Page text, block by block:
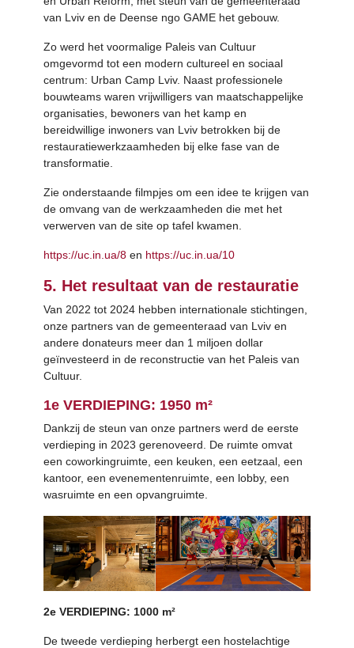
van Lviv en de Deense ngo GAME het gebouw.
Zo werd het voormalige Paleis van Cultuur
omgevormd tot een modern cultureel en sociaal
centrum: Urban Camp Lviv. Naast professionele
bouwteams waren vrijwilligers van maatschappelijke
organisaties, bewoners van het kamp en
bereidwillige inwoners van Lviv betrokken bij de
restauratiewerkzaamheden bij elke fase van de
transformatie.
Zie onderstaande filmpjes om een idee te krijgen van
de omvang van de werkzaamheden die met het
verwerven van de site op tafel kwamen.
https://uc.in.ua/8 en https://uc.in.ua/10
5. Het resultaat van de restauratie
Van 2022 tot 2024 hebben internationale stichtingen,
onze partners van de gemeenteraad van Lviv en
andere donateurs meer dan 1 miljoen dollar
geïnvesteerd in de reconstructie van het Paleis van
Cultuur.
1e VERDIEPING: 1950 m²
Dankzij de steun van onze partners werd de eerste
verdieping in 2023 gerenoveerd. De ruimte omvat
een coworkingruimte, een keuken, een eetzaal, een
kantoor, een evenementenruimte, een lobby, een
wasruimte en een opvangruimte.
2e VERDIEPING: 1000 m²
De tweede verdieping herbergt een hostelachtige